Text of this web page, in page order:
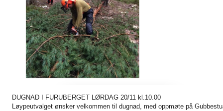
DUGNAD I FURUBERGET LØRDAG 20/11 kl.10.00
Løypeutvalget ønsker velkommen til dugnad, med oppmøte på